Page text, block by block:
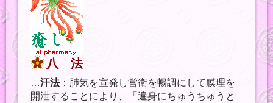
八 法
…汗法：肺気を宣発し営衛を暢調にして膜理を
開泄することにより、「遍身にちゅうちゅうと